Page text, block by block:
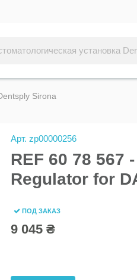
Sirona
Арт. zp00000256
REF 60 78 567
Regulator for
ПОД ЗАКАЗ
9 045 ₴